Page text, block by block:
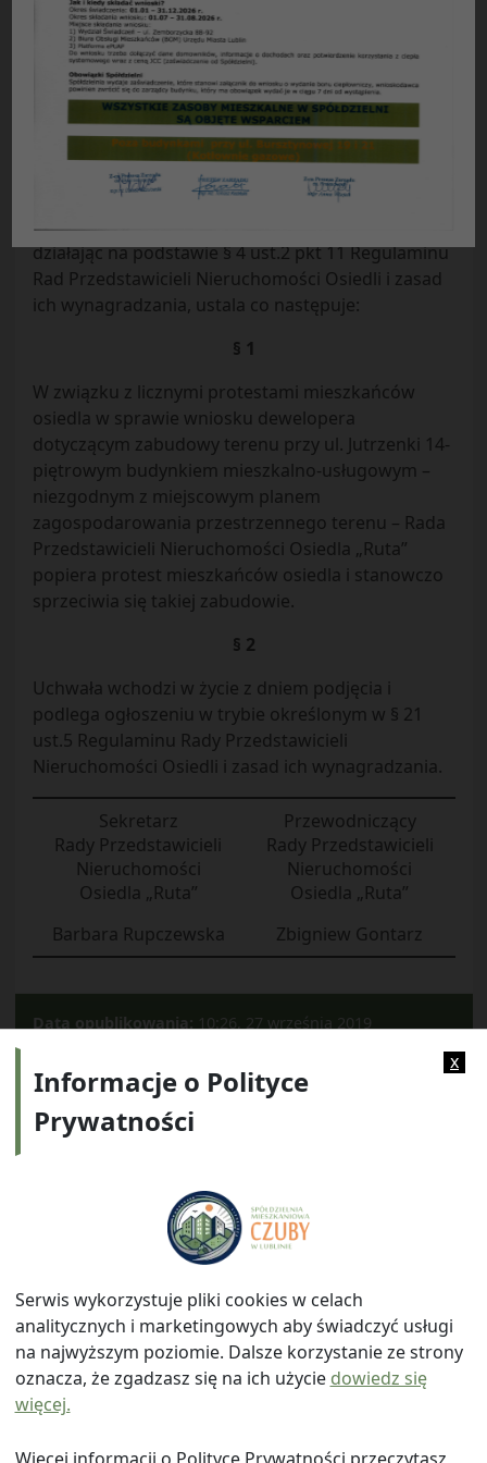
UCHWAŁA NR 13/2019
Rady Przedstawicieli Nieruchomości Osiedla „Ruta”
Spółdzielni Mieszkaniowej „CZUBY” w Lublinie
z dnia 24.06.2019 r.
w sprawie:budowy przez dewelopera 14-
piętrowego budynku przy ul. Jutrzenki.
Rada Przedstawicieli Nieruchomości Osiedla „Ruta”
Spółdzielni Mieszkaniowej „CZUBY” w Lublinie,
działając na podstawie § 4 ust.2 pkt 11 Regulaminu
Rad Przedstawicieli Nieruchomości Osiedli i zasad
ich wynagradzania, ustala co następuje:
§ 1
W związku z licznymi protestami mieszkańców
osiedla w sprawie wniosku dewelopera
dotyczącym zabudowy terenu przy ul. Jutrzenki 14-
piętrowym budynkiem mieszkalno-usługowym –
niezgodnym z miejscowym planem
zagospodarowania przestrzennego terenu – Rada
Przedstawicieli Nieruchomości Osiedla „Ruta”
popiera protest mieszkańców osiedla i stanowczo
sprzeciwia się takiej zabudowie.
§ 2
Uchwała wchodzi w życie z dniem podjęcia i
podlega ogłoszeniu w trybie określonym w § 21
ust.5 Regulaminu Rady Przedstawicieli
Nieruchomości Osiedli i zasad ich wynagradzania.
Sekretarz
Rady Przedstawicieli
Nieruchomości
Osiedla „Ruta”
Barbara Rupczewska
Przewodniczący
Rady Przedstawicieli
Nieruchomości
Osiedla „Ruta”
Zbigniew Gontarz
Data opublikowania: 10:26, 27 września 2019
ul. Watykańska 6, 20-538 Lublin
Telefon: 814641700 E-mail: info@smczuby.pl
© 2026
x
Informacje o Polityce
Prywatności
Serwis wykorzystuje pliki cookies w celach
analitycznych i marketingowych aby świadczyć usługi
na najwyższym poziomie. Dalsze korzystanie ze strony
oznacza, że zgadzasz się na ich użycie dowiedz się
więcej.